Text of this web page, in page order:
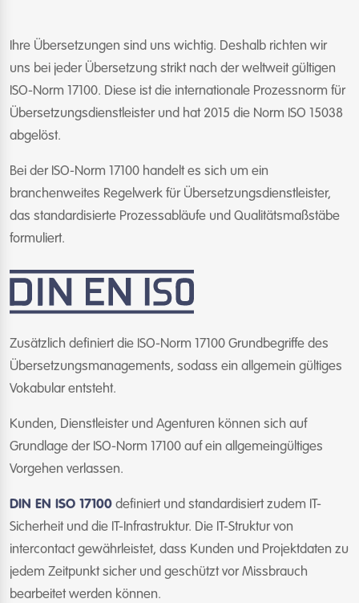
Ihre Übersetzungen sind uns wichtig. Deshalb richten wir
uns bei jeder Übersetzung strikt nach der weltweit gültigen
ISO-Norm 17100. Diese ist die internationale Prozessnorm für
Übersetzungsdienstleister und hat 2015 die Norm ISO 15038
abgelöst.
Bei der ISO-Norm 17100 handelt es sich um ein
branchenweites Regelwerk für Übersetzungsdienstleister,
das standardisierte Prozessabläufe und Qualitätsmaßstäbe
formuliert.
Zusätzlich definiert die ISO-Norm 17100 Grundbegriffe des
Übersetzungsmanagements, sodass ein allgemein gültiges
Vokabular entsteht.
Kunden, Dienstleister und Agenturen können sich auf
Grundlage der ISO-Norm 17100 auf ein allgemeingültiges
Vorgehen verlassen.
DIN EN ISO 17100 definiert und standardisiert zudem IT-
Sicherheit und die IT-Infrastruktur. Die IT-Struktur von
intercontact gewährleistet, dass Kunden und Projektdaten zu
jedem Zeitpunkt sicher und geschützt vor Missbrauch
bearbeitet werden können.